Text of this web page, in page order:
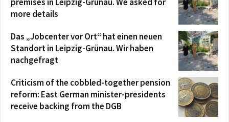
more details
Das „Jobcenter vor Ort“ hat einen neuen
Standort in Leipzig-Grünau. Wir haben
nachgefragt
Criticism of the cobbled-together pension
reform: East German minister-presidents
receive backing from the DGB